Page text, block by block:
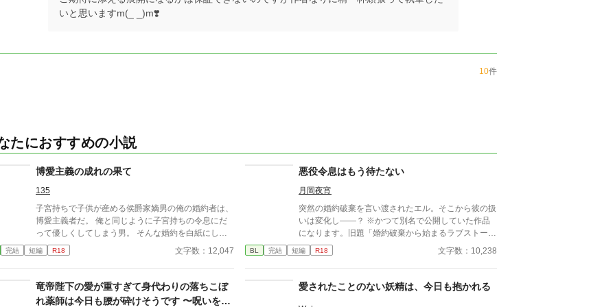
いと思いますm(_ _)m❣️
10件
たにおすすめの小説
博愛主義の成れの果て
135
子宮持ちで子供が産める侯爵家嫡男の俺の婚約者は、
博愛主義者だ。 俺と同じように子宮持ちの令息にだ
って優しくしてしまう男。 そんな婚約を白紙にした
ところ、元婚約者がおかしくなりはじめた……。
完結 短編 R18 文字数：12,047
悪役令息はもう待たない
月岡夜宵
突然の婚約破棄を言い渡されたエル。そこから彼の扱
いは変化し――？ ※かつて別名で公開していた作品
になります。旧題「婚約破棄から始まるラブストーリ
ー」
BL 完結 短編 R18 文字数：10,238
竜帝陛下の愛が重すぎて身代わりの落ちこぼ
れ薬師は今日も腰が砕けそうです 〜呪いを解
愛されたことのない妖精は、今日も抱かれる